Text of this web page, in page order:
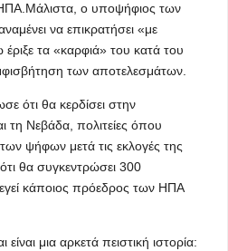
ο υποψήφιος των
να επικρατήσει «με
τα «καρφιά» του κατά του
των αποτελεσμάτων.
ότι θα κερδίσει στην
τη Νεβάδα, πολιτείες όπου
ψήφων μετά τις εκλογές της
θα συγκεντρώσει 300
κάποιος πρόεδρος των ΗΠΑ
μια αρκετά πειστική ιστορία: